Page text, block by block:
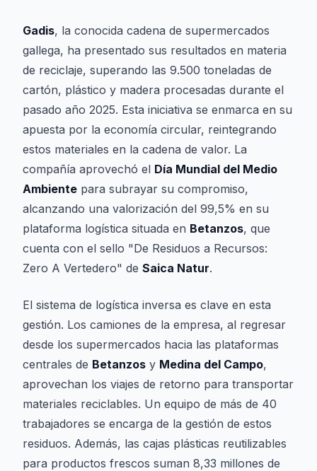
Gadis, la conocida cadena de supermercados
gallega, ha presentado sus resultados en materia
de reciclaje, superando las 9.500 toneladas de
cartón, plástico y madera procesadas durante el
pasado año 2025. Esta iniciativa se enmarca en su
apuesta por la economía circular, reintegrando
estos materiales en la cadena de valor. La
compañía aprovechó el Día Mundial del Medio
Ambiente para subrayar su compromiso,
alcanzando una valorización del 99,5% en su
plataforma logística situada en Betanzos, que
cuenta con el sello "De Residuos a Recursos:
Zero A Vertedero" de Saica Natur.
El sistema de logística inversa es clave en esta
gestión. Los camiones de la empresa, al regresar
desde los supermercados hacia las plataformas
centrales de Betanzos y Medina del Campo,
aprovechan los viajes de retorno para transportar
materiales reciclables. Un equipo de más de 40
trabajadores se encarga de la gestión de estos
residuos. Además, las cajas plásticas reutilizables
para productos frescos suman 8,33 millones de